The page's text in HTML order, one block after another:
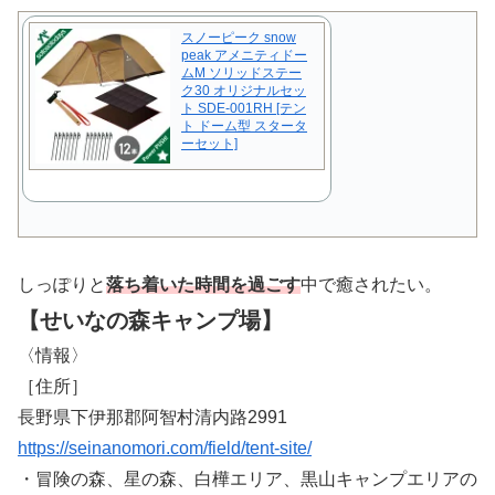
スノーピーク snow
peak アメニティドー
ムM ソリッドステー
ク30 オリジナルセッ
ト SDE-001RH [テン
ト ドーム型 スタータ
ーセット]
しっぽりと落ち着いた時間を過ごす中で癒されたい。
【せいなの森キャンプ場】
〈情報〉
［住所］
長野県下伊那郡阿智村清内路2991
https://seinanomori.com/field/tent-site/
・冒険の森、星の森、白樺エリア、黒山キャンプエリアの